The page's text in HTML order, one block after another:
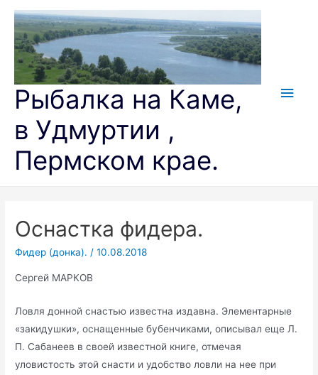
Перейти
содержимому
Рыбалка на Каме,
в Удмуртии ,
Пермском крае.
Оснастка фидера.
Фидер (донка). /10.08.2018
Сергей МАРКОВ
Ловля донной снастью известна издавна. Элементарные
«закидушки», оснащенные бубенчиками, описывал еще Л.
П. Сабанеев в своей известной книге, отмечая
уловистость этой снасти и удобство ловли на нее при